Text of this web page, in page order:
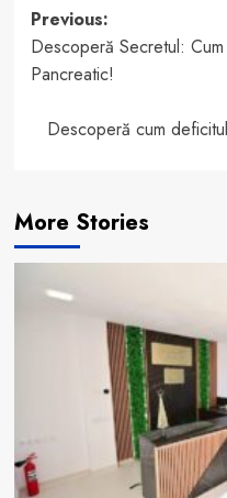
Post
navigation
Previous:
Descoperă Secretul:
Pancreatic!
Descoperă cum
More Stories